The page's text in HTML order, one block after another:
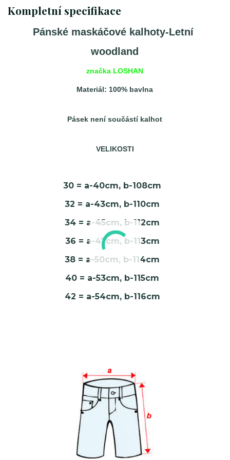
Kompletní specifikace
Pánské maskáčové kalhoty-Letní
woodland
značka LOSHAN
Materiál: 100% bavlna
Pásek není součástí kalhot
VELIKOSTI
30 = a-40cm, b-108cm
32 = a-43cm, b-110cm
34 = a-45cm, b-112cm
36 = a-47cm, b-113cm
38 = a-50cm, b-114cm
40 = a-53cm, b-115cm
42 = a-54cm, b-116cm